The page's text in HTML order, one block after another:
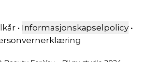
• Informasjonskapselpolicy•